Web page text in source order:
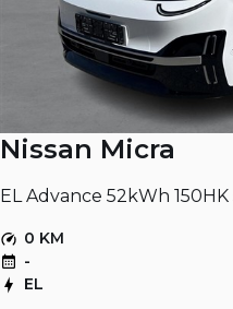
Nissan Micra
EL Advance 52kWh
0 KM
-
EL